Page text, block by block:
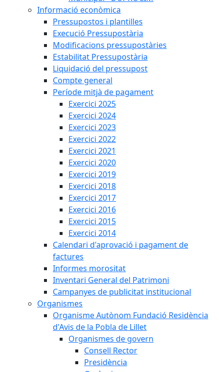
Informació econòmica
Pressupostos i plantilles
Execució Pressupostària
Modificacions pressupostàries
Estabilitat Pressupostària
Liquidació del pressupost
Compte general
Període mitjà de pagament
Exercici 2025
Exercici 2024
Exercici 2023
Exercici 2022
Exercici 2021
Exercici 2020
Exercici 2019
Exercici 2018
Exercici 2017
Exercici 2016
Exercici 2015
Exercici 2014
Calendari d'aprovació i pagament de
factures
Informes morositat
Inventari General del Patrimoni
Campanyes de publicitat institucional
Organismes
Organisme Autònom Fundació Residència
d'Avis de la Pobla de Lillet
Organismes de govern
Consell Rector
Presidència